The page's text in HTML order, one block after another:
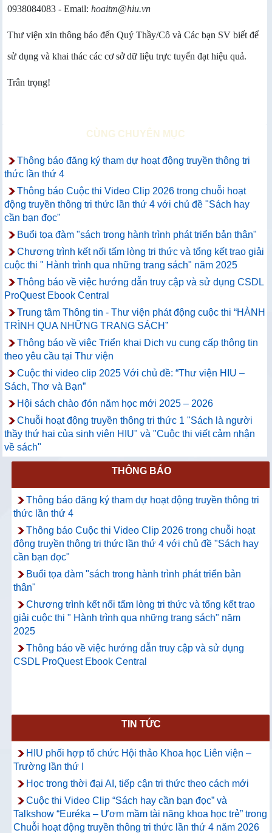
0938084083 - Email: hoaitm@hiu.vn
Thư viện xin thông báo đến Quý Thầy/Cô và Các bạn SV biết để
sử dụng và khai thác các cơ sở dữ liệu trực tuyến đạt hiệu quả.
Trân trọng!
CÙNG CHUYÊN MỤC
Thông báo đăng ký tham dự hoạt động truyền thông tri
thức lần thứ 4
Thông báo Cuộc thi Video Clip 2026 trong chuỗi hoạt
động truyền thông tri thức lần thứ 4 với chủ đề "Sách hay
cần bạn đọc"
Buổi tọa đàm "sách trong hành trình phát triển bản thân"
Chương trình kết nối tấm lòng tri thức và tổng kết trao giải
cuộc thi " Hành trình qua những trang sách" năm 2025
Thông báo về việc hướng dẫn truy cập và sử dụng CSDL
ProQuest Ebook Central
Trung tâm Thông tin - Thư viện phát động cuộc thi “HÀNH
TRÌNH QUA NHỮNG TRANG SÁCH”
Thông báo về việc Triển khai Dịch vụ cung cấp thông tin
theo yêu cầu tại Thư viện
Cuộc thi video clip 2025 Với chủ đề: “Thư viện HIU –
Sách, Thơ và Bạn”
Hội sách chào đón năm học mới 2025 – 2026
Chuỗi hoạt động truyền thông tri thức 1 "Sách là người
thầy thứ hai của sinh viên HIU" và "Cuộc thi viết cảm nhận
về sách"
THÔNG BÁO
Thông báo đăng ký tham dự hoạt động truyền thông tri
thức lần thứ 4
Thông báo Cuộc thi Video Clip 2026 trong chuỗi hoạt
động truyền thông tri thức lần thứ 4 với chủ đề "Sách hay
cần bạn đọc"
Buổi tọa đàm "sách trong hành trình phát triển bản
thân"
Chương trình kết nối tấm lòng tri thức và tổng kết trao
giải cuộc thi " Hành trình qua những trang sách" năm
2025
Thông báo về việc hướng dẫn truy cập và sử dụng
CSDL ProQuest Ebook Central
TIN TỨC
HIU phối hợp tổ chức Hội thảo Khoa học Liên viện –
Trường lần thứ I
Học trong thời đại AI, tiếp cận tri thức theo cách mới
Cuộc thi Video Clip “Sách hay cần bạn đọc” và
Talkshow “Euréka – Ươm mầm tài năng khoa học trẻ” trong
Chuỗi hoạt động truyền thông tri thức lần thứ 4 năm 2026